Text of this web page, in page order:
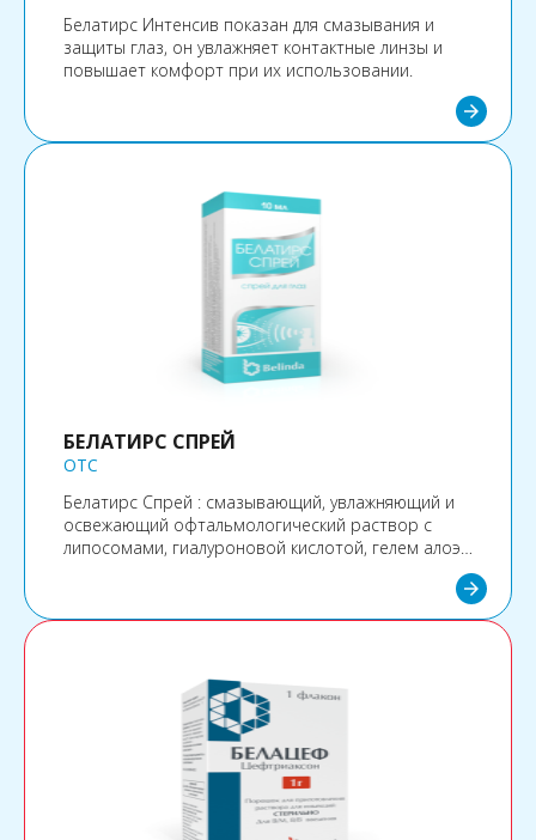
Белатирс Интенсив показан для смазывания и
защиты глаз, он увлажняет контактные линзы и
повышает комфорт при их использовании.
arrow_forward
БЕЛАТИРС СПРЕЙ
OTC
Белатирс Спрей : смазывающий, увлажняющий и
освежающий офтальмологический раствор с
липосомами, гиалуроновой кислотой, гелем алоэ
arrow_forward